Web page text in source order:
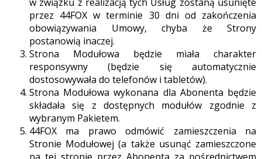
przez 44FOX w terminie 30 dni od zakończenia
obowiązywania Umowy, chyba że Strony
postanowią inaczej.
Strona Modułowa będzie miała charakter
responsywny (będzie się automatycznie
dostosowywała do telefonów i tabletów).
Strona Modułowa wykonana dla Abonenta będzie
składała się z dostępnych modułów zgodnie z
wybranym Pakietem.
44FOX ma prawo odmówić zamieszczenia na
Stronie Modułowej (a także usunąć zamieszczone